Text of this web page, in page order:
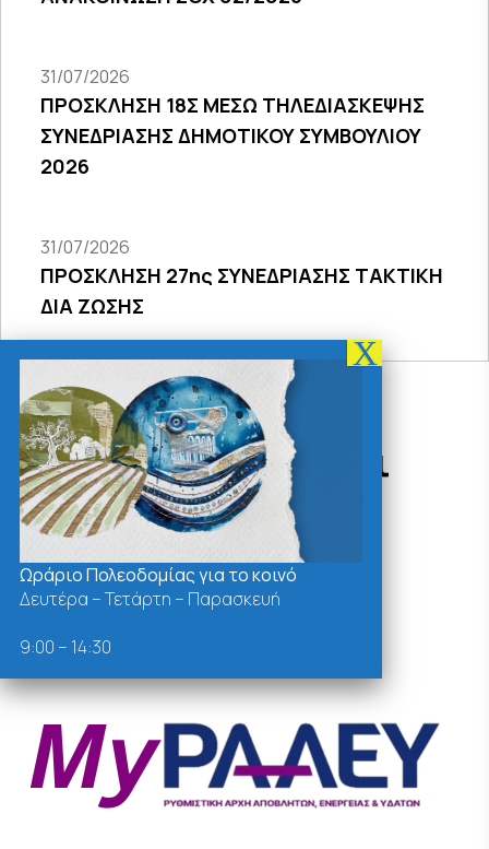
31/07/2026
ΠΡΟΣΚΛΗΣΗ 18Σ ΜΕΣΩ ΤΗΛΕΔΙΑΣΚΕΨΗΣ
ΣΥΝΕΔΡΙΑΣΗΣ ΔΗΜΟΤΙΚΟΥ ΣΥΜΒΟΥΛΙΟΥ
2026
31/07/2026
ΠΡΟΣΚΛΗΣΗ 27ης ΣΥΝΕΔΡΙΑΣΗΣ ΤΑΚΤΙΚΗ
ΔΙΑ ΖΩΣΗΣ
Δράσεις - Χρήσιμοι
Σύνδεσμοι
Ωράριο Πολεοδομίας για το κοινό
Δευτέρα – Τετάρτη – Παρασκευή
9:00 – 14:30